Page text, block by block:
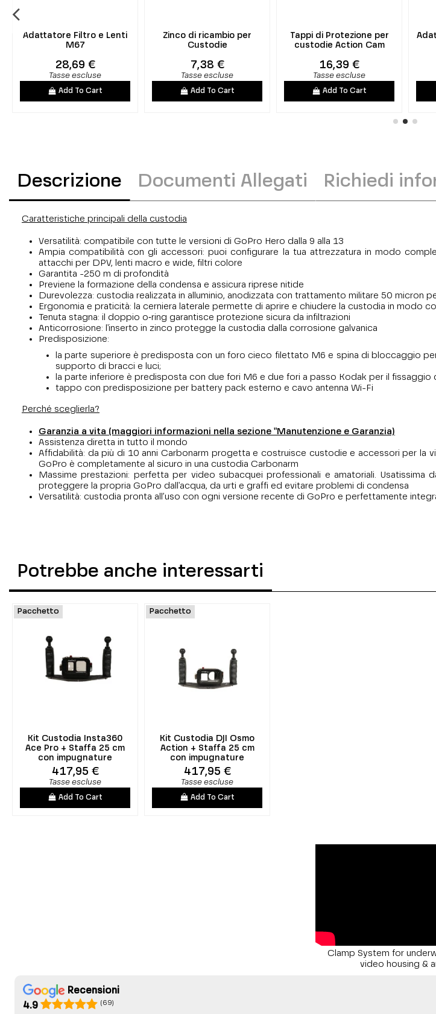
Adattatore Filtro e Lenti
M67
28,69 €
Tasse escluse
Add To Cart
Zinco di ricambio per
Custodie
7,38 €
Tasse escluse
Add To Cart
Tappi di Protezione per
custodie Action Cam
16,39 €
Tasse escluse
Add To Cart
Descrizione Documenti Allegati Richiedi
Caratteristiche principali della custodia
Versatilità: compatibile con tutte le versioni di GoPro Hero dalla 9 alla 13
Ampia compatibilità con gli accessori: puoi configurare la tua attrezzatura in modo
attacchi per DPV, lenti macro e wide, filtri colore
Garantita -250 m di profondità
Previene la formazione della condensa e assicura riprese nitide
Durevolezza: custodia realizzata in alluminio, anodizzata con trattamento militare 50 micron
Ergonomia e praticità: la cerniera laterale permette di aprire e chiudere la custodia in modo
Tenuta stagna: il doppio o‑ring garantisce protezione sicura da infiltrazioni
Anticorrosione: l'inserto in zinco protegge la custodia dalla corrosione galvanica
Predisposizione:
la parte superiore è predisposta con un foro cieco filettato M6 e spina di bloccaggio
supporto di bracci e luci;
la parte inferiore è predisposta con due fori M6 e due fori a passo Kodak per il
tappo con predisposizione per battery pack esterno e cavo antenna Wi-Fi
Perché sceglierla?
Garanzia a vita (maggiori informazioni nella sezione "Manutenzione e Garanzia)
Assistenza diretta in tutto il mondo
Affidabilità: da più di 10 anni Carbonarm progetta e costruisce custodie e accessori per la
GoPro è completamente al sicuro in una custodia Carbonarm
Massime prestazioni: perfetta per video subacquei professionali e amatoriali.
proteggere la propria GoPro dall'acqua, da urti e graffi ed evitare problemi di condensa
Versatilità: custodia pronta all’uso con ogni versione recente di GoPro e perfettamente
Potrebbe anche interessarti
Pacchetto
Kit Custodia Insta360
Ace Pro + Staffa 25 cm
con impugnature
417,95 €
Tasse escluse
Add To Cart
Pacchetto
Kit Custodia DJI Osmo
Action + Staffa 25 cm
con impugnature
417,95 €
Tasse escluse
Add To Cart
Clamp System for
video housing &
Recensioni
4.9
(69)